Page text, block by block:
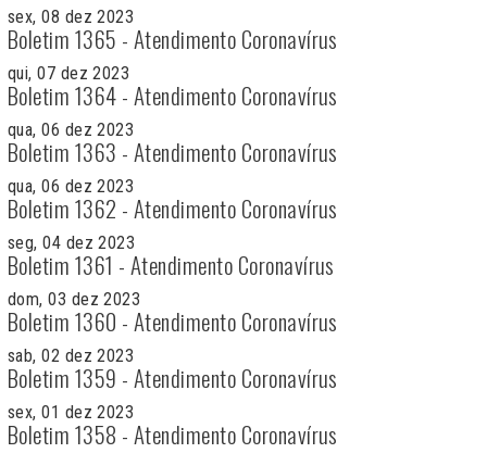
sex, 08 dez 2023
Boletim 1365 - Atendimento Coronavírus
qui, 07 dez 2023
Boletim 1364 - Atendimento Coronavírus
qua, 06 dez 2023
Boletim 1363 - Atendimento Coronavírus
qua, 06 dez 2023
Boletim 1362 - Atendimento Coronavírus
seg, 04 dez 2023
Boletim 1361 - Atendimento Coronavírus
dom, 03 dez 2023
Boletim 1360 - Atendimento Coronavírus
sab, 02 dez 2023
Boletim 1359 - Atendimento Coronavírus
sex, 01 dez 2023
Boletim 1358 - Atendimento Coronavírus